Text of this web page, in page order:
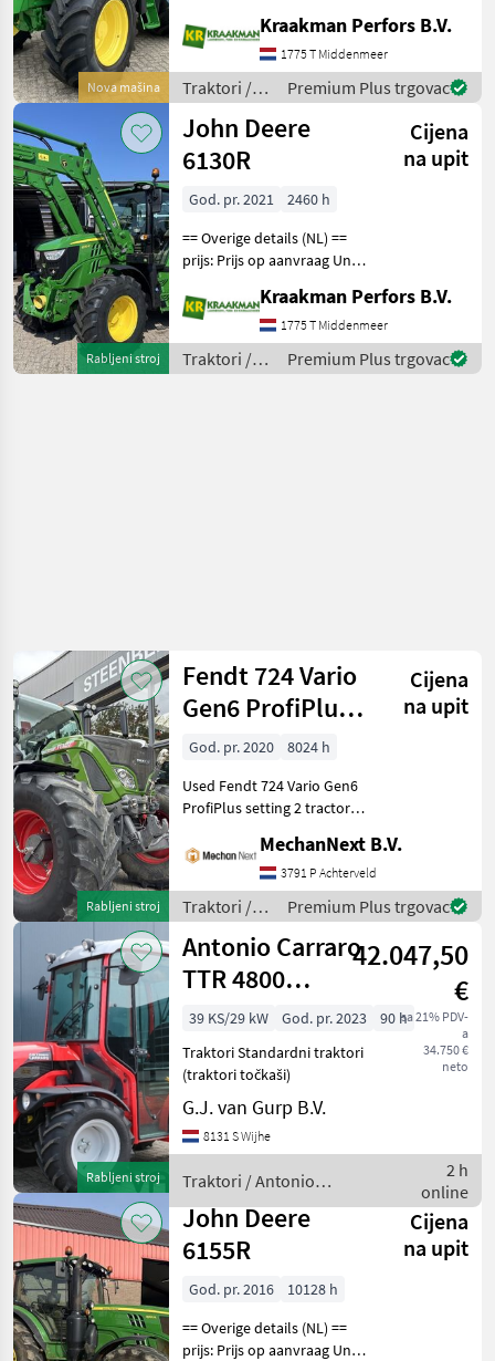
Nova mašina
hydrauliekventielen: 3
Aftakastoerental achter:
540 + 540E + 1000
Hydrauliek ventielen: Elek
Kraakman Perfors B.V.
1775 T Middenmeer
Traktori /
John Deere
Premium Plus trgovac
Rabljeni stroj
John Deere
6130R
Cijena
na upit
God. pr. 2021
2460 h
== Overige details (NL) ==
prijs: Prijs op aanvraag Unit:
B Aantal
hydrauliekventielen: 3
Aftakastoerental achter:
540 + 540E + 1000 Hy
Kraakman Perfors B.V.
1775 T Middenmeer
Traktori /
John Deere
Premium Plus trgovac
Rabljeni stroj
Fendt 724 Vario
Gen6 ProfiPlus
setting 2
Cijena
na upit
God. pr. 2020
8024 h
Used Fendt 724 Vario Gen6
ProfiPlus setting 2 tractor.
and year of manufacture
control system never used
MechanNext B.V.
3791 P Achterveld
Traktori /
Fendt
Premium Plus trgovac
Rabljeni stroj
Antonio Carraro
TTR 4800
Minitractor |
2023 | 90h
42.047,50
€
sa 21% PDV-
a
34.750 €
neto
39 KS/29 kW God. pr. 2023
90 h
Traktori Standardni traktori
(traktori točkaši)
G.J. van Gurp B.V.
8131 S Wijhe
Traktori / Antonio
Carraro
2 h
online
John Deere
6155R
Cijena
na upit
God. pr. 2016
10128 h
== Overige details (NL) ==
prijs: Prijs op aanvraag Unit: